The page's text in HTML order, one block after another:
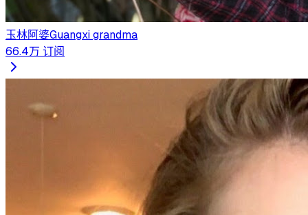
玉林阿婆Guangxi grandma
66.4万 订阅